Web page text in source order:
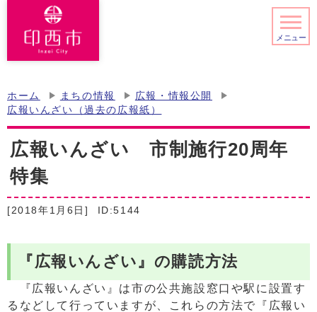
メニュー
ホーム まちの情報
広報・情報公開
広報いんざい（過去の広報紙）
広報いんざい 市制施行20周年
特集
[2018年1月6日] ID:5144
『広報いんざい』の購読方法
『広報いんざい』は市の公共施設窓口や駅に設置す
るなどして行っていますが、これらの方法で『広報い